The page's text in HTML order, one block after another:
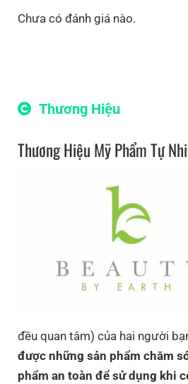
Chưa có đánh giá nào.
Thương Hiệu
Thương Hiệu Mỹ Phẩm Tự
đều quan tâm) của hai người
được những sản phẩm chăm
phẩm an toàn để sử dụng khi